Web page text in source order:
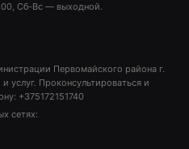
Сб-Вс — выходной.
Первомайского района г.
услуг. Проконсультироваться и
+375172151740
сетях: